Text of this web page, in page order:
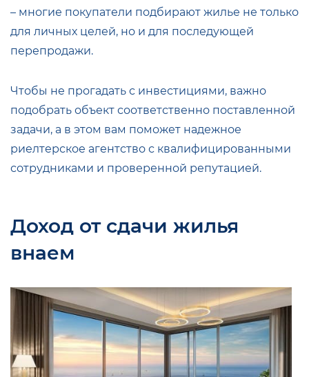
– многие покупатели подбирают жилье не только
для личных целей, но и для последующей
перепродажи.
Чтобы не прогадать с инвестициями, важно
подобрать объект соответственно поставленной
задачи, а в этом вам поможет надежное
риелтерское агентство с квалифицированными
сотрудниками и проверенной репутацией.
Доход от сдачи жилья
внаем